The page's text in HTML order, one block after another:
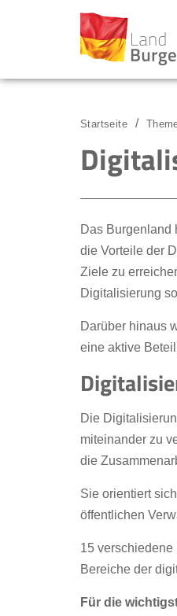
Zum Inhalt
Zum Menü
Zur Suche
Startseite
Das Burgenland
die Vorteile der
Ziele zu
Digitalisierung
Darüber hinaus
eine aktive
Die
miteinander zu
die
Sie orientiert
öffentlichen
15
Bereiche der
Für die